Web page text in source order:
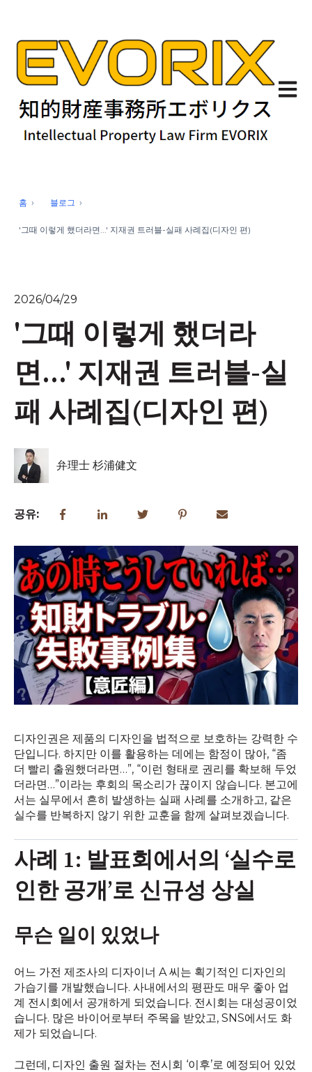
기본
홈 블로그
'그때 이렇게 했더라면...' 지재권 트러블-실패 사례집(디자인 편)
2026/04/29
'그때 이렇게 했더라
면...' 지재권 트러블-실
패 사례집(디자인 편)
弁理士 杉浦健文
공유:
디자인권은 제품의 디자인을 법적으로 보호하는 강력한 수
단입니다. 하지만 이를 활용하는 데에는 함정이 많아, “좀
더 빨리 출원했더라면…”, “이런 형태로 권리를 확보해 두었
더라면…”이라는 후회의 목소리가 끊이지 않습니다. 본고에
서는 실무에서 흔히 발생하는 실패 사례를 소개하고, 같은
실수를 반복하지 않기 위한 교훈을 함께 살펴보겠습니다.
사례 1: 발표회에서의 ‘실수로
인한 공개’로 신규성 상실
무슨 일이 있었나
어느 가전 제조사의 디자이너 A 씨는 획기적인 디자인의
가습기를 개발했습니다. 사내에서의 평판도 매우 좋아 업
계 전시회에서 공개하게 되었습니다. 전시회는 대성공이었
습니다. 많은 바이어로부터 주목을 받았고, SNS에서도 화
제가 되었습니다.
그런데, 디자인 출원 절차는 전시회 ‘이후’로 예정되어 있었